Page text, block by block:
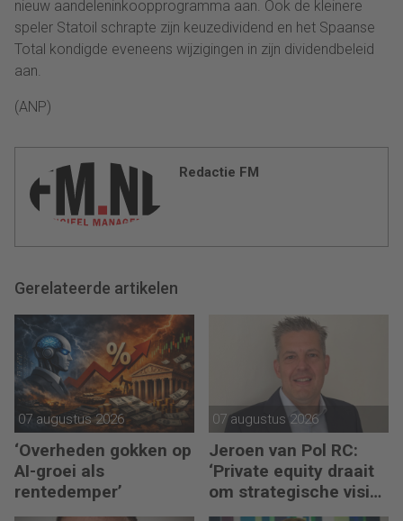
nieuw aandeleninkoopprogramma aan. Ook de kleinere
speler Statoil schrapte zijn keuzedividend en het Spaanse
Total kondigde eveneens wijzigingen in zijn dividendbeleid
aan.
(ANP)
Redactie FM
Gerelateerde artikelen
07 augustus 2026
‘Overheden gokken op
AI-groei als
rentedemper’
07 augustus 2026
Jeroen van Pol RC:
‘Private equity draait
om strategische visie
én operational